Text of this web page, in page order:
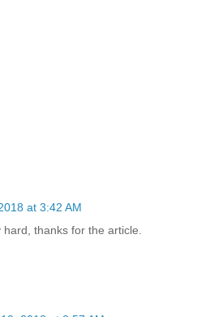
at 3:42 AM
thanks for the article.